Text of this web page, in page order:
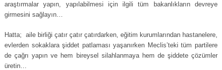
araştırmalar yapın, yapılabilmesi için ilgili tüm bakanlıkların devreye
girmesini sağlayın…
Hatta; aile birliği çatır çatır çatırdarken, eğitim kurumlarından hastanelere,
evlerden sokaklara şiddet patlaması yaşanırken Meclis’teki tüm partilere
de çağrı yapın ve hem bireysel silahlanmaya hem de şiddete çözümler
üretin…